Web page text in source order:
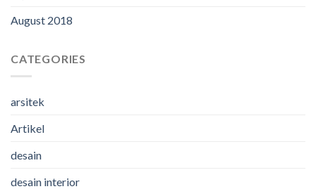
August 2018
CATEGORIES
arsitek
Artikel
desain
desain interior